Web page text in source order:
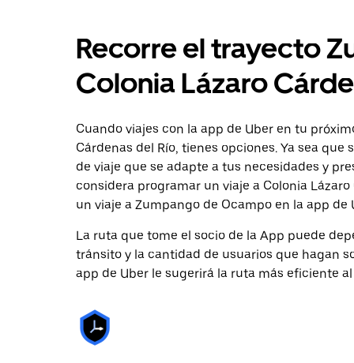
Recorre el trayecto
Colonia Lázaro
Cuando viajes con la app de Uber en tu
Cárdenas del Río, tienes opciones. Ya sea
de viaje que se adapte a tus necesidades y
considera programar un viaje a Colonia
un viaje a Zumpango de Ocampo en la app de
La ruta que tome el socio de la App puede
tránsito y la cantidad de usuarios que hagan
app de Uber le sugerirá la ruta más eficiente